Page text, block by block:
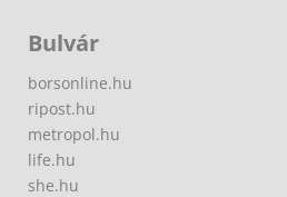
Bulvár
borsonline.hu
ripost.hu
metropol.hu
life.hu
she.hu